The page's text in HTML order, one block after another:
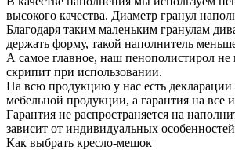
высокого качества. Диаметр гранул
Благодаря таким маленьким гранулам
держать форму, такой наполнитель
А самое главное, наш пенополистирол
скрипит при использовании.
На всю продукцию у нас есть декларации
мебельной продукции, а гарантия на все
Гарантия не распространяется на
зависит от индивидуальных
Как выбрать кресло-мешок